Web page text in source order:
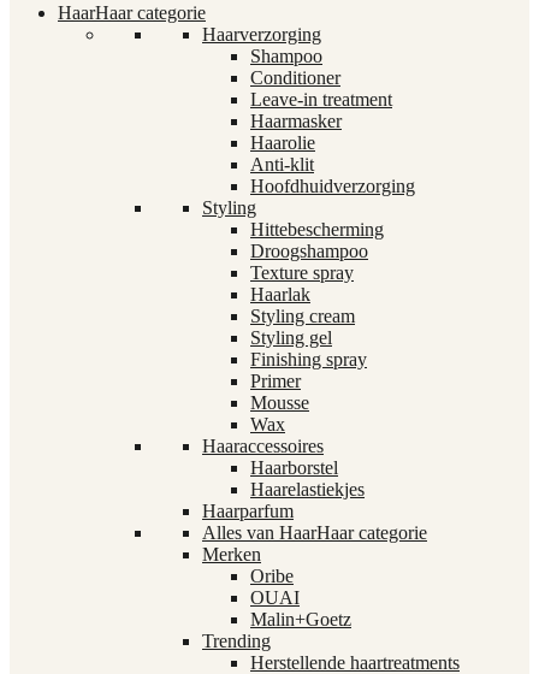
HaarHaar categorie
Haarverzorging
Shampoo
Conditioner
Leave-in treatment
Haarmasker
Haarolie
Anti-klit
Hoofdhuidverzorging
Styling
Hittebescherming
Droogshampoo
Texture spray
Haarlak
Styling cream
Styling gel
Finishing spray
Primer
Mousse
Wax
Haaraccessoires
Haarborstel
Haarelastiekjes
Haarparfum
Alles van HaarHaar categorie
Merken
Oribe
OUAI
Malin+Goetz
Trending
Herstellende haartreatments